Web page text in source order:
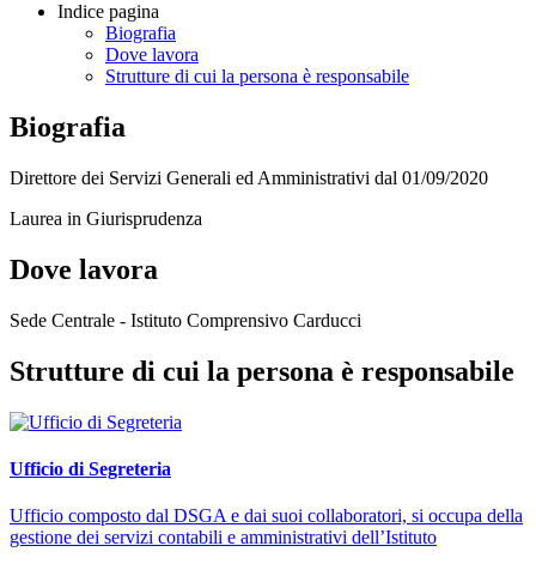
Indice pagina
Biografia
Dove lavora
Strutture di cui la persona è responsabile
Biografia
Direttore dei Servizi Generali ed Amministrativi dal 01/09/2020
Laurea in Giurisprudenza
Dove lavora
Sede Centrale - Istituto Comprensivo Carducci
Strutture di cui la persona è responsabile
Ufficio di Segreteria
Ufficio composto dal DSGA e dai suoi collaboratori, si occupa della
gestione dei servizi contabili e amministrativi dell’Istituto